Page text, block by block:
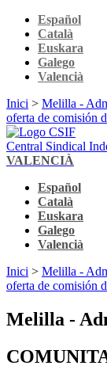
Español
Català
Euskara
Galego
Valencià
Inici > Melilla -
oferta de comisión
Central Sindical
VALENCIÀ
Español
Català
Euskara
Galego
Valencià
Inici > Melilla -
oferta de comisión
Melilla -